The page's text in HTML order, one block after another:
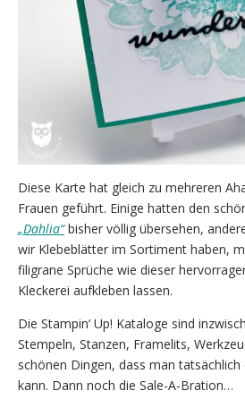
Diese Karte hat gleich zu mehreren
Frauen geführt. Einige hatten den
„Dahlia“bisher völlig übersehen,
wir Klebeblätter im Sortiment haben,
filigrane Sprüche wie dieser
Kleckerei aufkleben lassen.
Die Stampin‘ Up! Kataloge sind
Stempeln, Stanzen, Framelits,
schönen Dingen, dass man tatsächlich
kann. Dann noch die Sale-A-Bration…